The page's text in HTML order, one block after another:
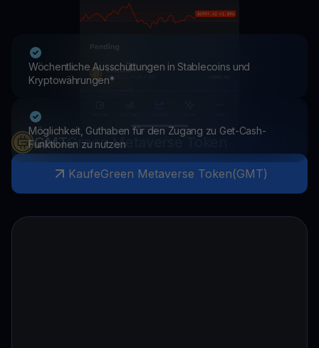
Wöchentliche Ausschüttungen in Stablecoins und
Kryptowährungen*
Möglichkeit, Guthaben für den Zugang zu Get-Cash-
Funktionen zu nutzen
GMTGreen Metaverse Token
KaufeGreen Metaverse Token(GMT)